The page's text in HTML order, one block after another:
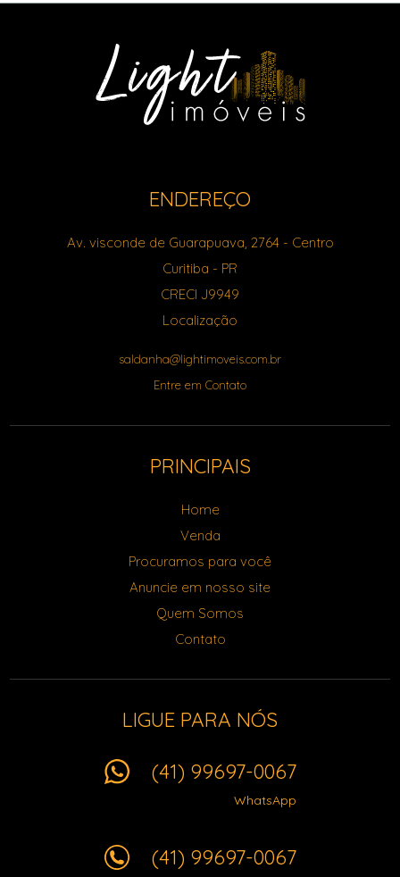
ENDEREÇO
Av. visconde de Guarapuava, 2764- Centro
Curitiba - PR
CRECI J9949
Localização
saldanha@lightimoveis.com.br
Entre em Contato
PRINCIPAIS
Home
Venda
Procuramos para você
Anuncie em nosso site
Quem Somos
Contato
LIGUE PARA NÓS
(41) 99697-0067
WhatsApp
(41) 99697-0067